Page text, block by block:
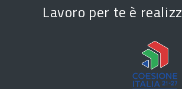
Lavoro per te è